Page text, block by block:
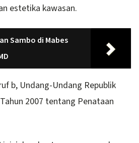
estetika kawasan.
Sambo di Mabes
b, Undang-Undang Republik
2007 tentang Penataan